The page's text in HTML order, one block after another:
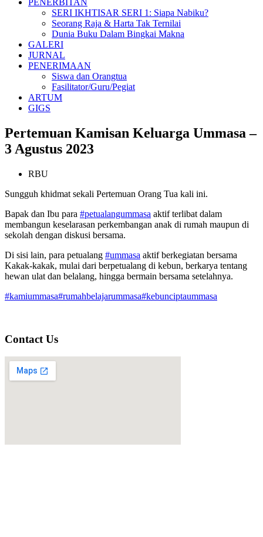
PENERBITAN
SERI IKHTISAR SERI 1: Siapa Nabiku?
Seorang Raja & Harta Tak Ternilai
Dunia Buku Dalam Bingkai Makna
GALERI
JURNAL
PENERIMAAN
Siswa dan Orangtua
Fasilitator/Guru/Pegiat
ARTUM
GIGS
Pertemuan Kamisan Keluarga Ummasa –
3 Agustus 2023
RBU
Sungguh khidmat sekali Pertemuan Orang Tua kali ini.
Bapak dan Ibu para #petualangummasa aktif terlibat dalam
membangun keselarasan perkembangan anak di rumah maupun di
sekolah dengan diskusi bersama.
Di sisi lain, para petualang #ummasa aktif berkegiatan bersama
Kakak-kakak, mulai dari berpetualang di kebun, berkarya tentang
hewan ulat dan belalang, hingga bermain bersama setelahnya.
#kamiummasa#rumahbelajarummasa#kebunciptaummasa
Contact Us